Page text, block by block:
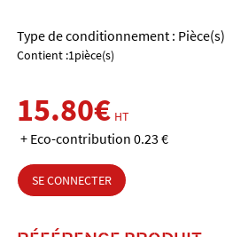
Type de conditionnement : Pièce(s)
Contient :1pièce(s)
15.80€ HT
+ Eco-contribution 0.23 €
SE CONNECTER